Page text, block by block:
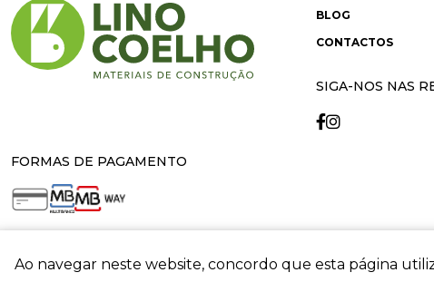
Ao navegar neste website, concordo que esta página
FORMAS DE PAGAMENTO
BLOG
CONTACTOS
SIGA-NOS NAS
critec